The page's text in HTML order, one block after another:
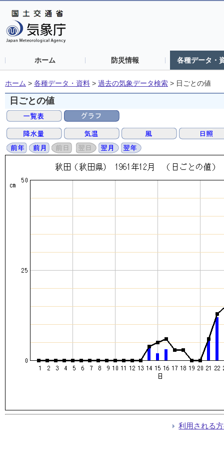
ホーム 防災情報 各種データ・
ホーム > 各種データ・資料 > 過去の気象データ検索 > 日ごとの値
日ごとの値
利用される